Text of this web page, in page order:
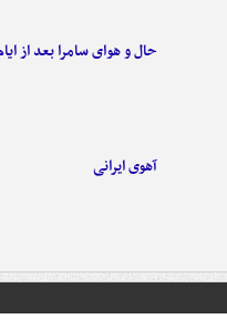
حال و هوای سامرا بعد از
آهوی ایرانی